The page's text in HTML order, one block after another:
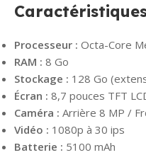
Processeur : Octa-Core
RAM : 8 Go
Stockage : 128 Go
Écran : 8,7 pouces TFT
Caméra : Arrière 8 MP /
Vidéo : 1080p à 30 ips
Batterie : 5100 mAh